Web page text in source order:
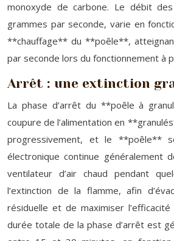
monoxyde de carbone. Le débit
grammes par seconde, varie en
**chauffage** du **poêle**,
par seconde lors du fonctionnement à
Arrêt : une extinction
La phase d’arrêt du **poêle à
coupure de l’alimentation en
progressivement, et le **poêle**
électronique continue généralement
ventilateur d’air chaud pendant
l’extinction de la flamme, afin
résiduelle et de maximiser
durée totale de la phase d’arrêt est